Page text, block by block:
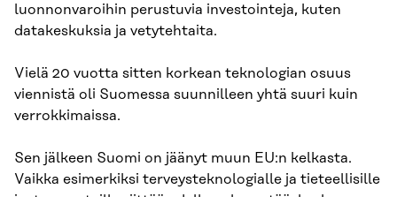
luonnonvaroihin perustuvia investointeja, kuten
datakeskuksia ja vetytehtaita.
Vielä 20 vuotta sitten korkean teknologian osuus
viennistä oli Suomessa suunnilleen yhtä suuri kuin
verrokkimaissa.
Sen jälkeen Suomi on jäänyt muun EU:n kelkasta.
Vaikka esimerkiksi terveysteknologialle ja tieteellisille